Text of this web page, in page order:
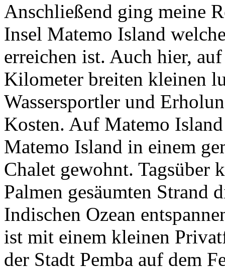
Anschließend ging meine
Insel Matemo Island
erreichen ist. Auch hier,
Kilometer breiten kleinen
Wassersportler und
Kosten. Auf Matemo
Matemo Island in einem
Chalet gewohnt. Tagsüber
Palmen gesäumten Strand
Indischen Ozean
ist mit einem kleinen
der Stadt Pemba auf dem